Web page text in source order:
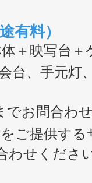
有料）
＋映写台＋
台、手元
でお問合わ
ご提供す
わせくださ